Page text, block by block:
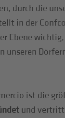
durch die
in der
Ebene
unseren
ist die
und